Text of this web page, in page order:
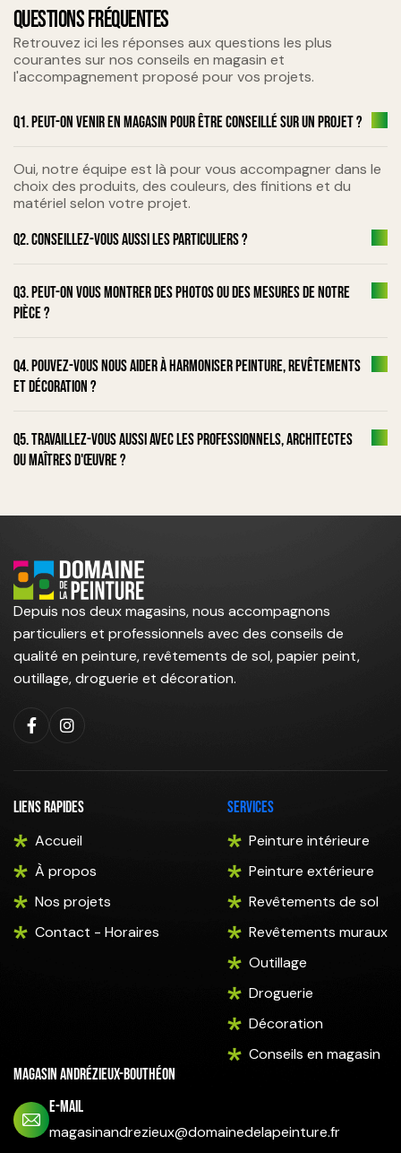
QUESTIONS FRÉQUENTES
Retrouvez ici les réponses aux questions les plus
courantes sur nos conseils en magasin et
l'accompagnement proposé pour vos projets.
Q1. Peut-on venir en magasin pour être conseillé sur un projet ?
Oui, notre équipe est là pour vous accompagner dans le
choix des produits, des couleurs, des finitions et du
matériel selon votre projet.
Q2. Conseillez-vous aussi les particuliers ?
Q3. Peut-on vous montrer des photos ou des mesures de notre
pièce ?
Q4. Pouvez-vous nous aider à harmoniser peinture, revêtements
et décoration ?
Q5. Travaillez-vous aussi avec les professionnels, architectes
ou maîtres d'œuvre ?
Depuis nos deux magasins, nous accompagnons
particuliers et professionnels avec des conseils de
qualité en peinture, revêtements de sol, papier peint,
outillage, droguerie et décoration.
Liens rapides
Accueil
À propos
Nos projets
Contact - Horaires
Services
Peinture intérieure
Peinture extérieure
Revêtements de sol
Revêtements muraux
Outillage
Droguerie
Décoration
Conseils en magasin
Magasin Andrézieux-Bouthéon
E-mail
magasinandrezieux@domainedelapeinture.fr